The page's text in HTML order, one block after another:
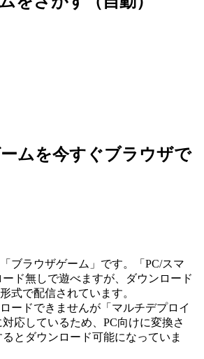
ムを今すぐブラウザで
ブラウザゲーム」です。「PC/スマ
ド無しで遊べますが、ダウンロード
式で配信されています。
ードできませんが「マルチデプロイ
対応しているため、PC向けに変換さ
とダウンロード可能になっていま